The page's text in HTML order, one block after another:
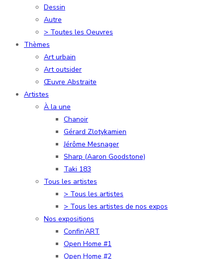
Dessin
Autre
> Toutes les Oeuvres
Thèmes
Art urbain
Art outsider
Œuvre Abstraite
Artistes
À la une
Chanoir
Gérard Zlotykamien
Jérôme Mesnager
Sharp (Aaron Goodstone)
Taki 183
Tous les artistes
> Tous les artistes
> Tous les artistes de nos expos
Nos expositions
Confin’ART
Open Home #1
Open Home #2